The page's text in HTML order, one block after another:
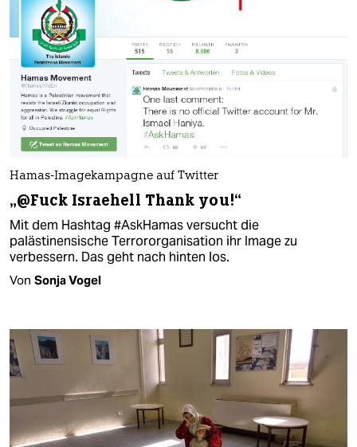
Hamas-Imagekampagne auf Twitter
„@Fuck Israehell Thank you!“
Mit dem Hashtag #AskHamas versucht die
palästinensische Terrororganisation ihr Image zu
verbessern. Das geht nach hinten los.
Von Sonja Vogel